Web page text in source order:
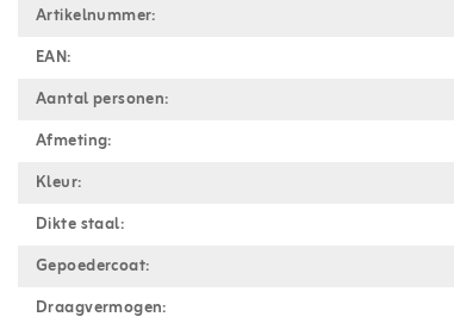
Artikelnummer:
EAN:
Aantal personen:
Afmeting:
Kleur:
Dikte staal:
Gepoedercoat:
Draagvermogen: